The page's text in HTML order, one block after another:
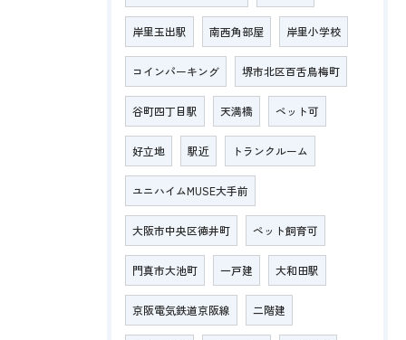
岸里玉出駅 南西角部屋 岸里小学校
コインパーキング 堺市北区百舌鳥梅町
谷町四丁目駅 天満橋 ペット可
好立地 駅近 トランクルーム
ユニハイムMUSE大手前
大阪市中央区徳井町 ペット飼育可
門真市大池町 一戸建 大和田駅
京阪電気鉄道京阪線 二階建